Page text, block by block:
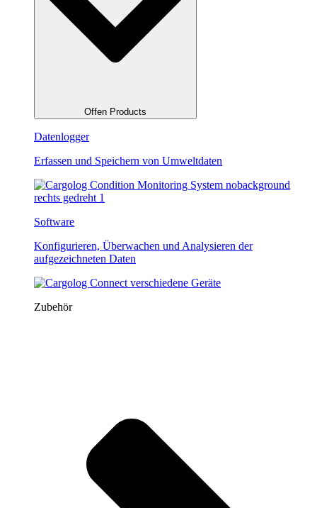
Offen Products
Datenlogger
Erfassen und Speichern von Umweltdaten
Software
Konfigurieren, Überwachen und Analysieren der
aufgezeichneten Daten
Zubehör